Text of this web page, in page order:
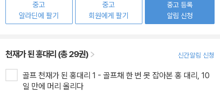
중고
알라딘에 팔기
중고
회원에게 팔기
중고 등록
알림 신청
천재가 된 홍대리 (총 29권) 신간알림 신청
골프 천재가 된 홍대리 1 - 골프채 한 번 못 잡아본 홍 대리, 10
일 만에 머리 올리다